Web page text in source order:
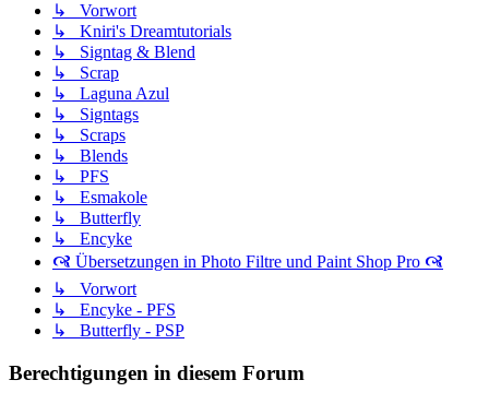
↳ Vorwort
↳ Kniri's Dreamtutorials
↳ Signtag & Blend
↳ Scrap
↳ Laguna Azul
↳ Signtags
↳ Scraps
↳ Blends
↳ PFS
↳ Esmakole
↳ Butterfly
↳ Encyke
🙧 Übersetzungen in Photo Filtre und Paint Shop Pro 🙧
↳ Vorwort
↳ Encyke - PFS
↳ Butterfly - PSP
Berechtigungen in diesem Forum